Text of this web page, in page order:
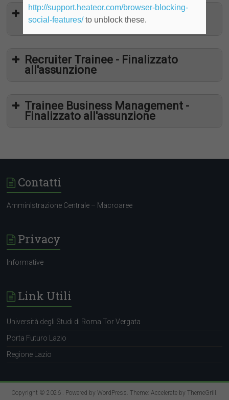
Procurement Department Trainee -
Finalizzato all'assunzione
Recruiter Trainee - Finalizzato
all'assunzione
Trainee Business Management -
Finalizzato all'assunzione
Contatti
AmminIstrazione Centrale – Macroaree
Privacy
Informative
Link Utili
Università degli Studi di Roma Tor Vergata
Porta Futuro Lazio
Regione Lazio
Copyright © 2026 . Powered by WordPress. Theme: Accelerate by ThemeGrill .
http://support.heateor.com/browser-blocking-
social-features/to unblock these.